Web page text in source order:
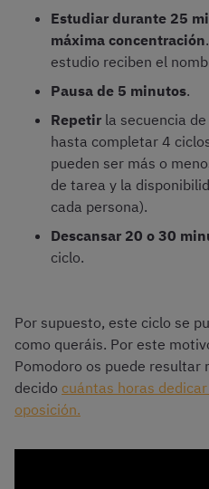
Estudiar durante 25
máxima concentración
estudio reciben el
Pausa de 5 minutos.
Repetir la secuencia
hasta completar 4
pueden ser más o
de tarea y la
cada persona).
Descansar 20 o 30
ciclo.
Por supuesto, este ciclo se
como queráis. Por este
Pomodoro os puede resultar
decido cuántas horas
oposición.